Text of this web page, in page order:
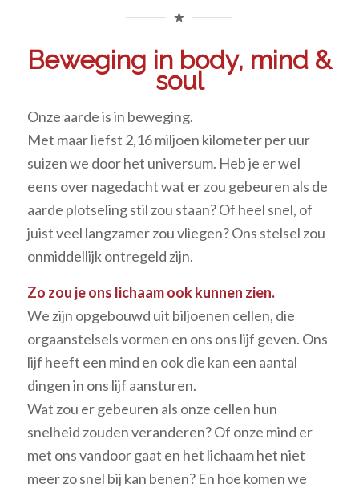
Beweging in body, mind &
soul
Onze aarde is in beweging.
Met maar liefst 2,16 miljoen kilometer per uur
suizen we door het universum. Heb je er wel
eens over nagedacht wat er zou gebeuren als de
aarde plotseling stil zou staan? Of heel snel, of
juist veel langzamer zou vliegen? Ons stelsel zou
onmiddellijk ontregeld zijn.
Zo zou je ons lichaam ook kunnen zien.
We zijn opgebouwd uit biljoenen cellen, die
orgaanstelsels vormen en ons ons lijf geven. Ons
lijf heeft een mind en ook die kan een aantal
dingen in ons lijf aansturen.
Wat zou er gebeuren als onze cellen hun
snelheid zouden veranderen? Of onze mind er
met ons vandoor gaat en het lichaam het niet
meer zo snel bij kan benen? En hoe komen we